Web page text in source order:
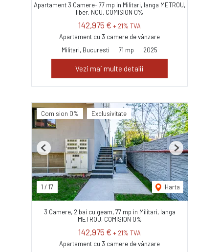
Apartament 3 Camere- 77 mp in Militari, langa METROU,
liber, NOU, COMISION 0%
142,975 € + 21% TVA
Apartament cu 3 camere de vânzare
Militari, Bucuresti
71 mp 2025
Vezi mai multe detalii
Comision 0% Exclusivitate
1 / 17 Harta
Previous Next
3 Camere, 2 bai cu geam, 77 mp in Militari, langa
METROU, COMISION 0%
142,975 € + 21% TVA
Apartament cu 3 camere de vânzare